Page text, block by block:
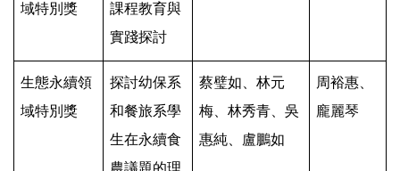
域特別獎
課程教育與
實踐探討
生態永續領
域特別獎
探討幼保系
和餐旅系學
生在永續食
農議題的理
蔡璧如、林元
梅、林秀青、吳
惠純、盧鵬如
周裕惠、
龐麗琴